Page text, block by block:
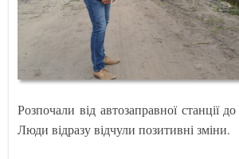
Розпочали від автозаправної станції
Люди відразу відчули позитивні зміни.